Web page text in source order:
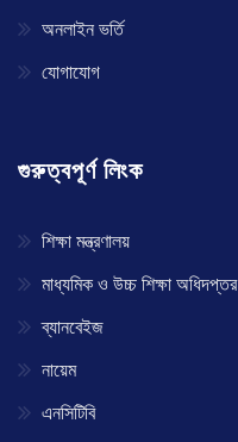
অনলাইন ভর্তি
যোগাযোগ
গুরুত্বপূর্ণ লিংক
শিক্ষা মন্ত্রণালয়
মাধ্যমিক ও উচ্চ শিক্ষা অধিদপ্তর
ব্যানবেইজ
নায়েম
এনসিটিবি